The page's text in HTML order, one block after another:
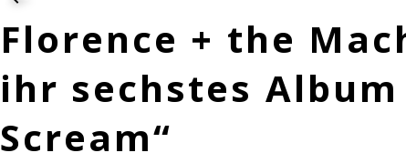
Florence + the
ihr sechstes Album
Scream“